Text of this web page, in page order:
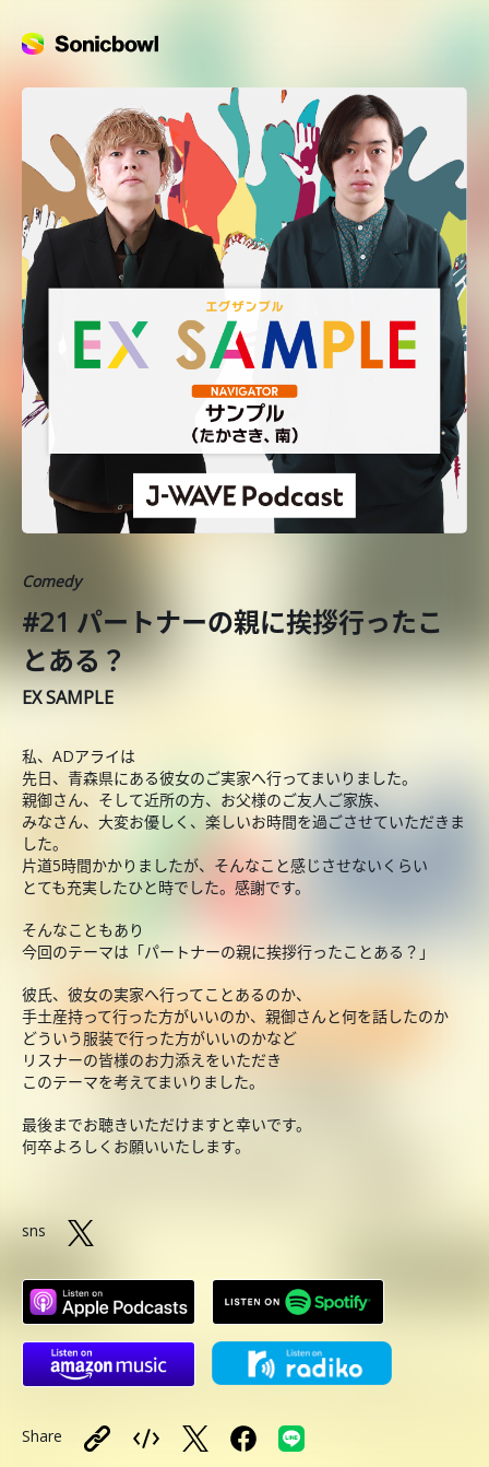
Comedy
#21 パートナーの親に挨拶行ったこ
とある？
EX SAMPLE
私、ADアライは
先日、青森県にある彼女のご実家へ行ってまいりました。
親御さん、そして近所の方、お父様のご友人ご家族、
みなさん、大変お優しく、楽しいお時間を過ごさせていただきま
した。
片道5時間かかりましたが、そんなこと感じさせないくらい
とても充実したひと時でした。感謝です。
そんなこともあり
今回のテーマは「パートナーの親に挨拶行ったことある？」
彼氏、彼女の実家へ行ってことあるのか、
手土産持って行った方がいいのか、親御さんと何を話したのか
どういう服装で行った方がいいのかなど
リスナーの皆様のお力添えをいただき
このテーマを考えてまいりました。
最後までお聴きいただけますと幸いです。
何卒よろしくお願いいたします。
sns
Share